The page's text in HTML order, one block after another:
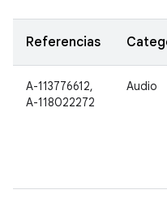
Referencias
A-113776612,
A-118022272
Audio